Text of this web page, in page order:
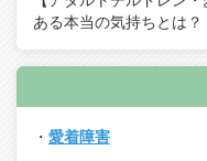
ある本当の気持ちとは？
・ 愛着障害